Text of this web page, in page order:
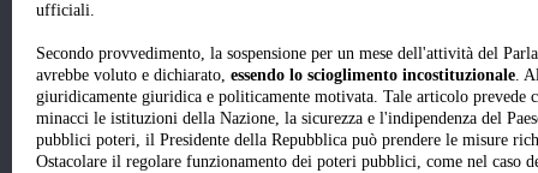
ufficiali.
Secondo provvedimento, la sospensione per un mese dell'attività del
avrebbe voluto e dichiarato, essendo lo scioglimento incostituzionale.
giuridicamente giuridica e politicamente motivata. Tale articolo prevede
minacci le istituzioni della Nazione, la sicurezza e l'indipendenza del
pubblici poteri, il Presidente della Repubblica può prendere le misure
Ostacolare il regolare funzionamento dei poteri pubblici, come nel caso